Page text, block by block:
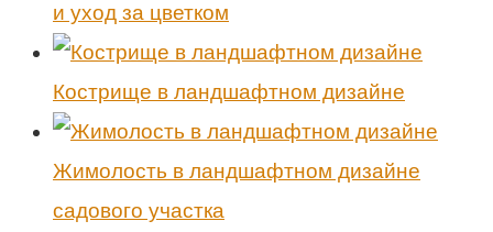
и уход за цветком
Кострище в ландшафтном дизайне
Жимолость в ландшафтном дизайне
садового участка